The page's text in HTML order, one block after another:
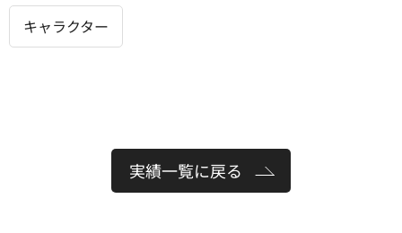
キャラクター
実績一覧に戻る